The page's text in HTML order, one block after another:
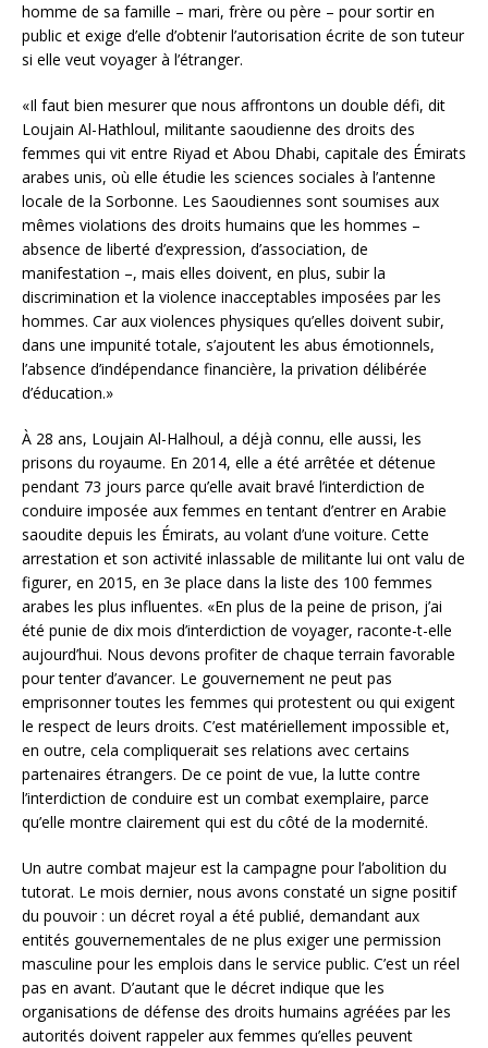
homme de sa famille – mari, frère ou père – pour sortir en
public et exige d’elle d’obtenir l’autorisation écrite de son tuteur
si elle veut voyager à l’étranger.
«Il faut bien mesurer que nous affrontons un double défi, dit
Loujain Al-Hathloul, militante saoudienne des droits des
femmes qui vit entre Riyad et Abou Dhabi, capitale des Émirats
arabes unis, où elle étudie les sciences sociales à l’antenne
locale de la Sorbonne. Les Saoudiennes sont soumises aux
mêmes violations des droits humains que les hommes –
absence de liberté d’expression, d’association, de
manifestation –, mais elles doivent, en plus, subir la
discrimination et la violence inacceptables imposées par les
hommes. Car aux violences physiques qu’elles doivent subir,
dans une impunité totale, s’ajoutent les abus émotionnels,
l’absence d’indépendance financière, la privation délibérée
d’éducation.»
À 28 ans, Loujain Al-Halhoul, a déjà connu, elle aussi, les
prisons du royaume. En 2014, elle a été arrêtée et détenue
pendant 73 jours parce qu’elle avait bravé l’interdiction de
conduire imposée aux femmes en tentant d’entrer en Arabie
saoudite depuis les Émirats, au volant d’une voiture. Cette
arrestation et son activité inlassable de militante lui ont valu de
figurer, en 2015, en 3e place dans la liste des 100 femmes
arabes les plus influentes. «En plus de la peine de prison, j’ai
été punie de dix mois d’interdiction de voyager, raconte-t-elle
aujourd’hui. Nous devons profiter de chaque terrain favorable
pour tenter d’avancer. Le gouvernement ne peut pas
emprisonner toutes les femmes qui protestent ou qui exigent
le respect de leurs droits. C’est matériellement impossible et,
en outre, cela compliquerait ses relations avec certains
partenaires étrangers. De ce point de vue, la lutte contre
l’interdiction de conduire est un combat exemplaire, parce
qu’elle montre clairement qui est du côté de la modernité.
Un autre combat majeur est la campagne pour l’abolition du
tutorat. Le mois dernier, nous avons constaté un signe positif
du pouvoir : un décret royal a été publié, demandant aux
entités gouvernementales de ne plus exiger une permission
masculine pour les emplois dans le service public. C’est un réel
pas en avant. D’autant que le décret indique que les
organisations de défense des droits humains agréées par les
autorités doivent rappeler aux femmes qu’elles peuvent